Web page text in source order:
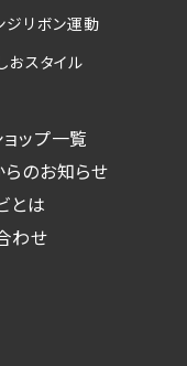
ジリボン運動
おスタイル
ップ一覧
らのお知らせ
とは
わせ